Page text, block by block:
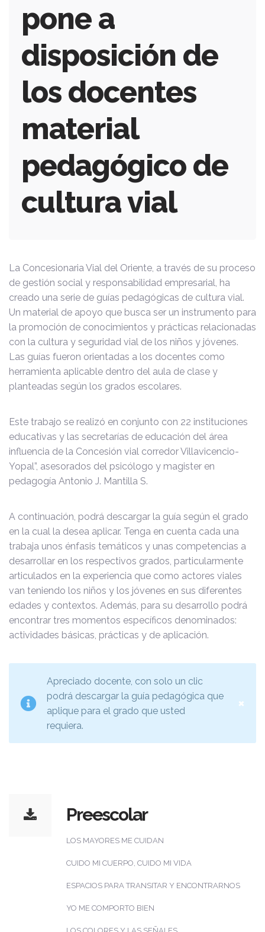
pone a
disposición de
los docentes
material
pedagógico de
cultura vial
La Concesionaria Vial del Oriente, a través de su proceso
de gestión social y responsabilidad empresarial, ha
creado una serie de guías pedagógicas de cultura vial.
Un material de apoyo que busca ser un instrumento para
la promoción de conocimientos y prácticas relacionadas
con la cultura y seguridad vial de los niños y jóvenes.
Las guías fueron orientadas a los docentes como
herramienta aplicable dentro del aula de clase y
planteadas según los grados escolares.
Este trabajo se realizó en conjunto con 22 instituciones
educativas y las secretarías de educación del área
influencia de la Concesión vial corredor Villavicencio-
Yopal”, asesorados del psicólogo y magister en
pedagogía Antonio J. Mantilla S.
A continuación, podrá descargar la guía según el grado
en la cual la desea aplicar. Tenga en cuenta cada una
trabaja unos énfasis temáticos y unas competencias a
desarrollar en los respectivos grados, particularmente
articulados en la experiencia que como actores viales
van teniendo los niños y los jóvenes en sus diferentes
edades y contextos. Además, para su desarrollo podrá
encontrar tres momentos específicos denominados:
actividades básicas, prácticas y de aplicación.
Apreciado docente, con solo un clic
podrá descargar la guía pedagógica que
aplique para el grado que usted
requiera.
×
Preescolar
LOS MAYORES ME CUIDAN
CUIDO MI CUERPO, CUIDO MI VIDA
ESPACIOS PARA TRANSITAR Y ENCONTRARNOS
YO ME COMPORTO BIEN